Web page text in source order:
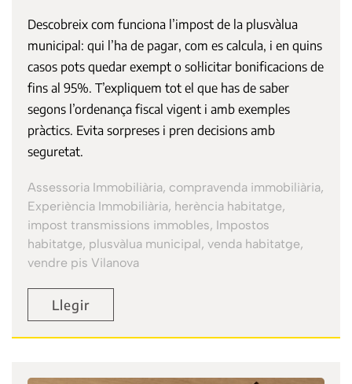
Descobreix com funciona l’impost de la plusvàlua
municipal: qui l’ha de pagar, com es calcula, i en quins
casos pots quedar exempt o sol·licitar bonificacions de
fins al 95%. T’expliquem tot el que has de saber
segons l’ordenança fiscal vigent i amb exemples
pràctics. Evita sorpreses i pren decisions amb
seguretat.
Assessoria Immobiliària, compravenda immobiliària,
Experiència Immobiliària, herència habitatge,
impost transmissions immobles, Impostos
habitatge, plusvàlua municipal, venda habitatge,
vendre pis Vilanova
Llegir